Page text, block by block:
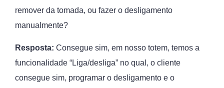
remover da tomada, ou fazer o desligamento
manualmente?
Resposta: Consegue sim, em nosso totem, temos a
funcionalidade “Liga/desliga” no qual, o cliente
consegue sim, programar o desligamento e o